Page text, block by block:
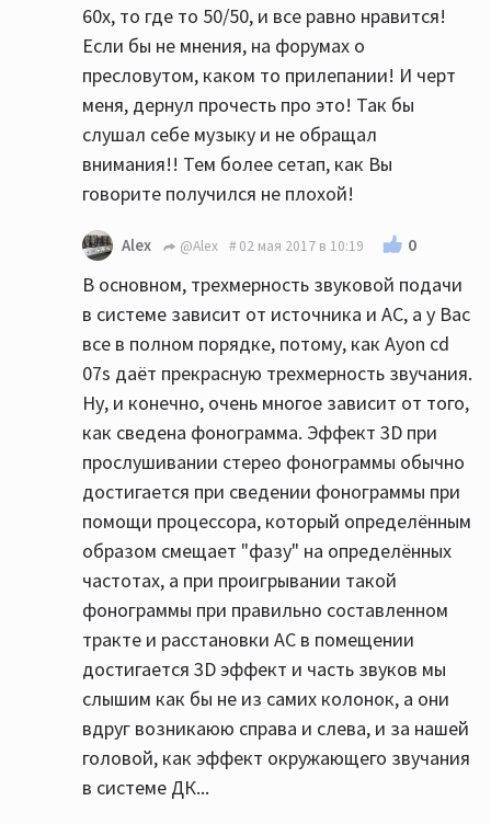
60х, то где то 50/50, и все равно нравится!
Если бы не мнения, на форумах о
пресловутом, каком то прилепании! И черт
меня, дернул прочесть про это! Так бы
слушал себе музыку и не обращал
внимания!! Тем более сетап, как Вы
говорите получился не плохой!
Alex @Alex 02 мая 2017 в 10:19 0
В основном, трехмерность звуковой подачи
в системе зависит от источника и АС, а у Вас
все в полном порядке, потому, как Ayon cd
07s даёт прекрасную трехмерность звучания.
Ну, и конечно, очень многое зависит от того,
как сведена фонограмма. Эффект 3D при
прослушивании стерео фонограммы обычно
достигается при сведении фонограммы при
помощи процессора, который определённым
образом смещает "фазу" на определённых
частотах, а при проигрывании такой
фонограммы при правильно составленном
тракте и расстановки АС в помещении
достигается 3D эффект и часть звуков мы
слышим как бы не из самих колонок, а они
вдруг возникаюю справа и слева, и за нашей
головой, как эффект окружающего звучания
в системе ДК...